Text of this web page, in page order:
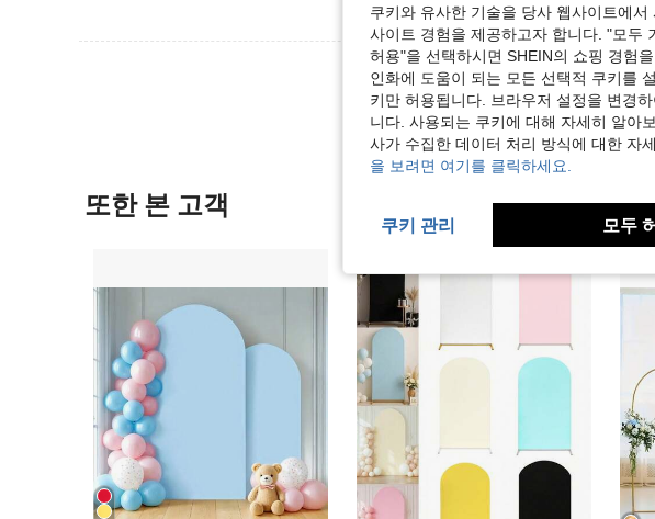
리뷰 더 보기
또한 본 고객
쿠키와 유사한 기술을 당사 웹사이트에
사이트 경험을 제공하고자 합니다. "모두
허용"을 선택하시면 SHEIN의 쇼핑 경험
인화에 도움이 되는 모든 선택적 쿠키를
키만 허용됩니다. 브라우저 설정을 변경
니다. 사용되는 쿠키에 대해 자세히 알아
사가 수집한 데이터 처리 방식에 대한 자
을 보려면 여기를 클릭하세요.
쿠키 관리 모두